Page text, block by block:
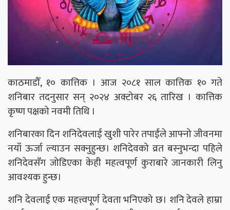
काठमाडौँ, १० कात्तिक ।आज २०८१ साल कात्तिक १० गते
शनिबार तदनुसार सन् २०२४ अक्टोबर २६ तारिख । कात्तिक
कृष्ण पक्षको नवमी तिथि ।
शनिबारका दिन शनिदेवलाई खुशी पारेर तपाईंले आफ्नो जीवनमा
नयाँ ऊर्जा ल्याउन सक्नुहुन्छ। शनिदेवको व्रत बस्नुभन्दा पहिले
शनिदेवसँग जोडिएका केही महत्वपूर्ण कुराबारे जानकारी लिनु
आवश्यक हुन्छ।
शनि देवलाई एक महत्त्वपूर्ण देवता भनिएको छ। शनि देवले हाम्रा